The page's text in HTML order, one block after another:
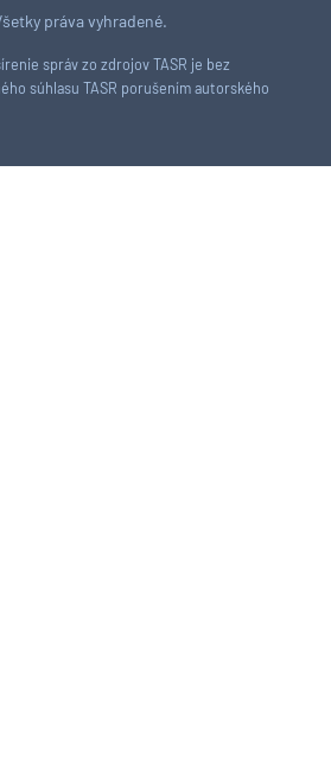
práva vyhradené.
správ zo zdrojov TASR je bez
súhlasu TASR porušením autorského